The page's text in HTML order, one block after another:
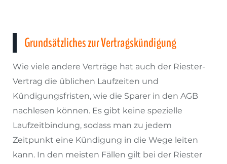
Grundsätzliches zur Vertragskündigung
Wie viele andere Verträge hat auch der Riester-
Vertrag die üblichen Laufzeiten und
Kündigungsfristen, wie die Sparer in den AGB
nachlesen können. Es gibt keine spezielle
Laufzeitbindung, sodass man zu jedem
Zeitpunkt eine Kündigung in die Wege leiten
kann. In den meisten Fällen gilt bei der Riester